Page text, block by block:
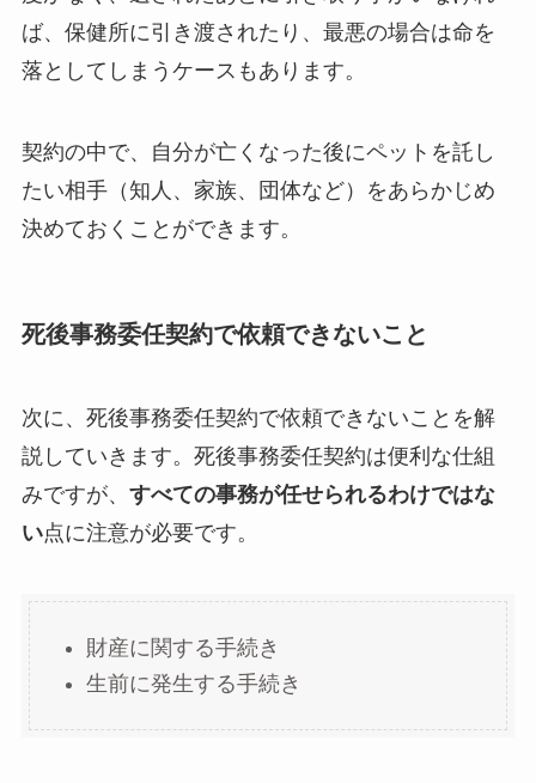
ば、保健所に引き渡されたり、最悪の場合は命を
落としてしまうケースもあります。
契約の中で、自分が亡くなった後にペットを託し
たい相手（知人、家族、団体など）をあらかじめ
決めておくことができます。
死後事務委任契約で依頼できないこと
次に、死後事務委任契約で依頼できないことを解
説していきます。死後事務委任契約は便利な仕組
みですが、 すべての事務が任せられるわけではな
い点に注意が必要です。
財産に関する手続き
生前に発生する手続き